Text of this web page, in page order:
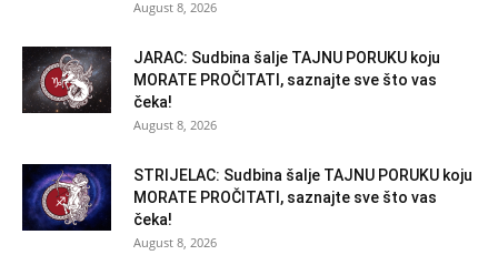
August 8, 2026
JARAC: Sudbina šalje TAJNU PORUKU koju
MORATE PROČITATI, saznajte sve što vas
čeka!
August 8, 2026
STRIJELAC: Sudbina šalje TAJNU PORUKU koju
MORATE PROČITATI, saznajte sve što vas
čeka!
August 8, 2026